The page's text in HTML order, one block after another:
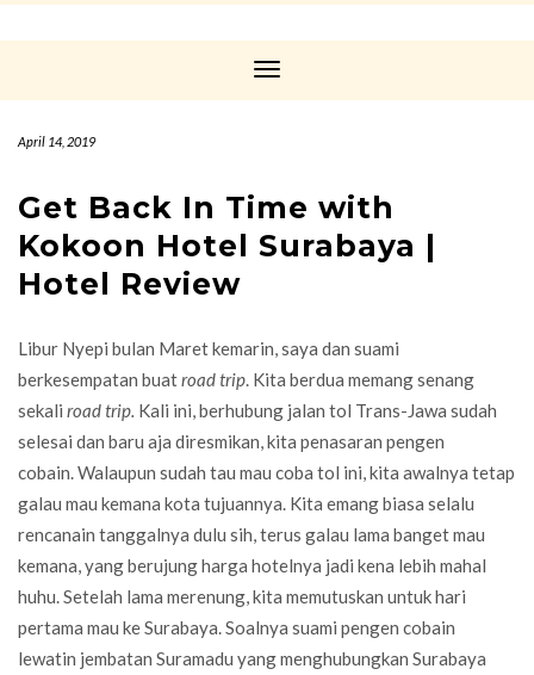
Toggle
April 14, 2019
Get Back In Time with
Kokoon Hotel Surabaya |
Hotel Review
Libur Nyepi bulan Maret kemarin, saya dan suami
berkesempatan buatroad trip. Kita berdua memang senang
sekali road trip. Kali ini, berhubung jalan tol Trans-Jawa sudah
selesai dan baru aja diresmikan, kita penasaran pengen
cobain. Walaupun sudah tau mau coba tol ini, kita awalnya tetap
galau mau kemana kota tujuannya. Kita emang biasa selalu
rencanain tanggalnya dulu sih, terus galau lama banget mau
kemana, yang berujung harga hotelnya jadi kena lebih mahal
huhu. Setelah lama merenung, kita memutuskan untuk hari
pertama mau ke Surabaya. Soalnya suami pengen cobain
lewatin jembatan Suramadu yang menghubungkan Surabaya